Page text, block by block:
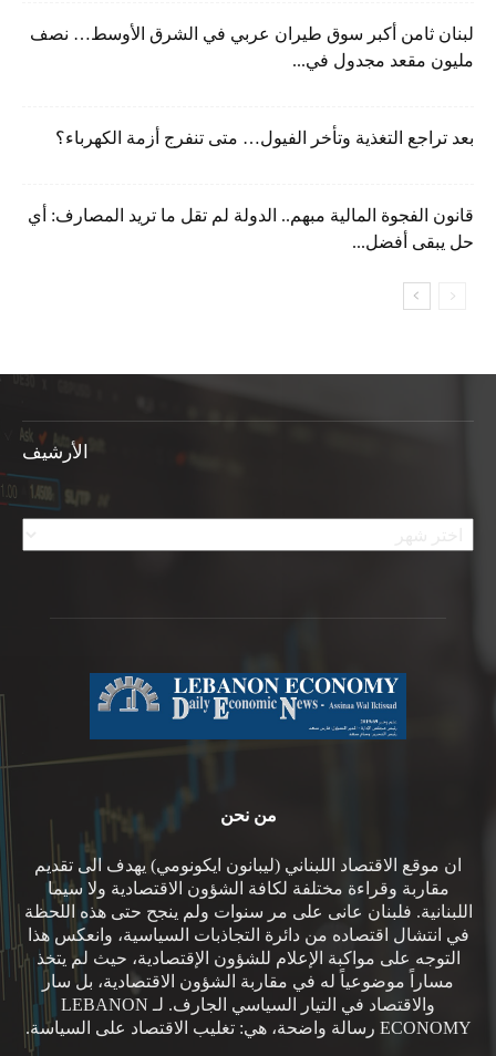
لبنان ثامن أكبر سوق طيران عربي في الشرق الأوسط… نصف
مليون مقعد مجدول في...
بعد تراجع التغذية وتأخر الفيول… متى تنفرج أزمة الكهرباء؟
قانون الفجوة المالية مبهم.. الدولة لم تقل ما تريد المصارف: أي
حل يبقى أفضل...
الأرشيف
الأرشيف
من نحن
ان موقع الاقتصاد اللبناني (ليبانون ايكونومي) يهدف الى تقديم
مقاربة وقراءة مختلفة لكافة الشؤون الاقتصادية ولا سيما
اللبنانية. فلبنان عانى على مر سنوات ولم ينجح حتى هذه اللحظة
في انتشال اقتصاده من دائرة التجاذبات السياسية، وانعكس هذا
التوجه على مواكبة الإعلام للشؤون الإقتصادية، حيث لم يتخذ
مساراً موضوعياً له في مقاربة الشؤون الاقتصادية، بل سار
والاقتصاد في التيار السياسي الجارف. لـ LEBANON
ECONOMY رسالة واضحة، هي: تغليب الاقتصاد على السياسة.